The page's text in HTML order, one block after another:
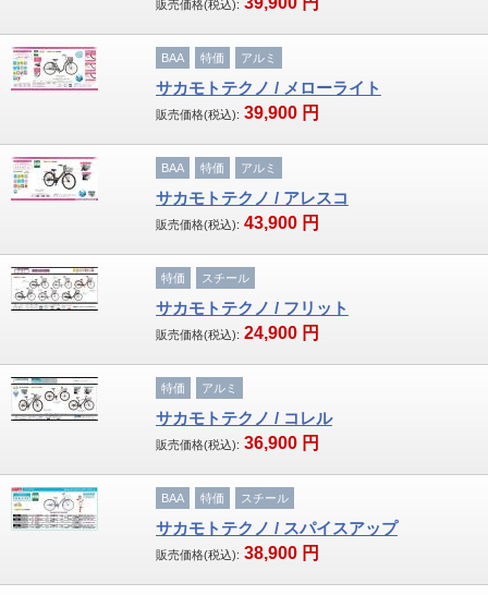
販売価格(税込):
BAA 特価 アルミ
サカモトテクノ / メローライト
販売価格(税込): 39,900 円
BAA 特価 アルミ
サカモトテクノ / アレスコ
販売価格(税込): 43,900 円
特価 スチール
サカモトテクノ / フリット
販売価格(税込): 24,900 円
特価 アルミ
サカモトテクノ / コレル
販売価格(税込): 36,900 円
BAA 特価 スチール
サカモトテクノ / スパイスアップ
販売価格(税込): 38,900 円